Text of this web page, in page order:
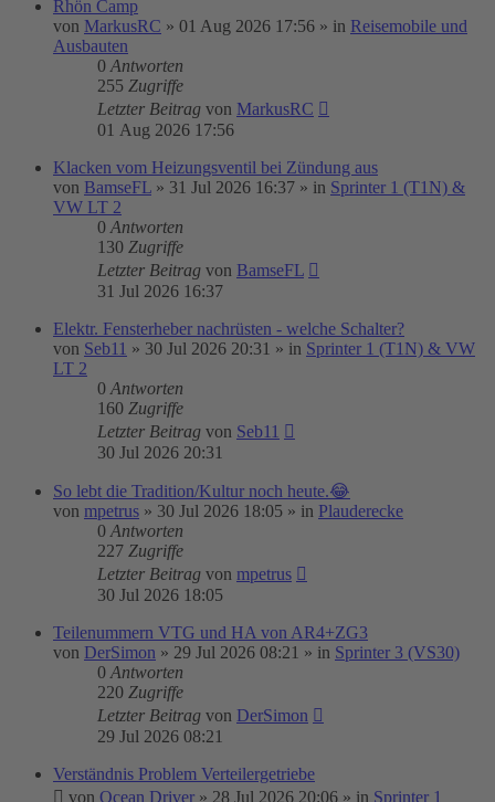
Rhön Camp
von MarkusRC » 01 Aug 2026 17:56 » in Reisemobile und
Ausbauten
0 Antworten
255 Zugriffe
Letzter Beitrag von MarkusRC
01 Aug 2026 17:56
Klacken vom Heizungsventil bei Zündung aus
von BamseFL » 31 Jul 2026 16:37 » in Sprinter 1 (T1N) &
VW LT 2
0 Antworten
130 Zugriffe
Letzter Beitrag von BamseFL
31 Jul 2026 16:37
Elektr. Fensterheber nachrüsten - welche Schalter?
von Seb11 » 30 Jul 2026 20:31 » in Sprinter 1 (T1N) & VW
LT 2
0 Antworten
160 Zugriffe
Letzter Beitrag von Seb11
30 Jul 2026 20:31
So lebt die Tradition/Kultur noch heute.😂
von mpetrus » 30 Jul 2026 18:05 » in Plauderecke
0 Antworten
227 Zugriffe
Letzter Beitrag von mpetrus
30 Jul 2026 18:05
Teilenummern VTG und HA von AR4+ZG3
von DerSimon » 29 Jul 2026 08:21 » in Sprinter 3 (VS30)
0 Antworten
220 Zugriffe
Letzter Beitrag von DerSimon
29 Jul 2026 08:21
Verständnis Problem Verteilergetriebe
von Ocean Driver » 28 Jul 2026 20:06 » in Sprinter 1